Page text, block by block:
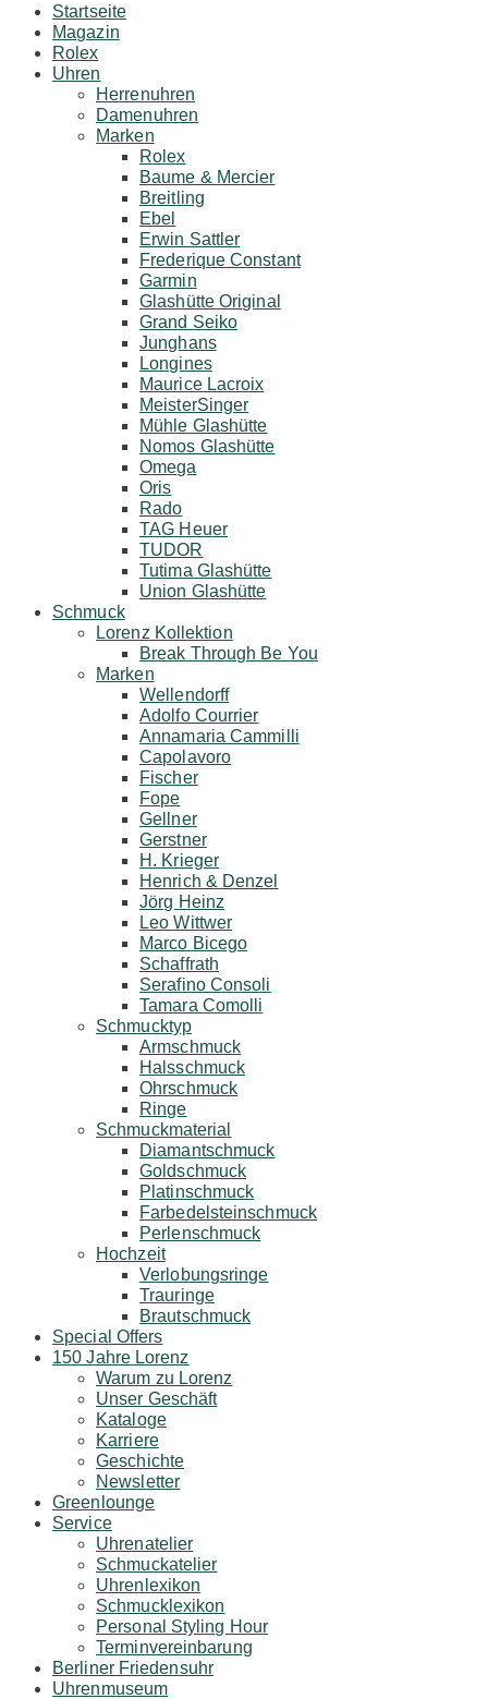
Startseite
Magazin
Rolex
Uhren
Herrenuhren
Damenuhren
Marken
Rolex
Baume & Mercier
Breitling
Ebel
Erwin Sattler
Frederique Constant
Garmin
Glashütte Original
Grand Seiko
Junghans
Longines
Maurice Lacroix
MeisterSinger
Mühle Glashütte
Nomos Glashütte
Omega
Oris
Rado
TAG Heuer
TUDOR
Tutima Glashütte
Union Glashütte
Schmuck
Lorenz Kollektion
Break Through Be You
Marken
Wellendorff
Adolfo Courrier
Annamaria Cammilli
Capolavoro
Fischer
Fope
Gellner
Gerstner
H. Krieger
Henrich & Denzel
Jörg Heinz
Leo Wittwer
Marco Bicego
Schaffrath
Serafino Consoli
Tamara Comolli
Schmucktyp
Armschmuck
Halsschmuck
Ohrschmuck
Ringe
Schmuckmaterial
Diamantschmuck
Goldschmuck
Platinschmuck
Farbedelsteinschmuck
Perlenschmuck
Hochzeit
Verlobungsringe
Trauringe
Brautschmuck
Special Offers
150 Jahre Lorenz
Warum zu Lorenz
Unser Geschäft
Kataloge
Karriere
Geschichte
Newsletter
Greenlounge
Service
Uhrenatelier
Schmuckatelier
Uhrenlexikon
Schmucklexikon
Personal Styling Hour
Terminvereinbarung
Berliner Friedensuhr
Uhrenmuseum